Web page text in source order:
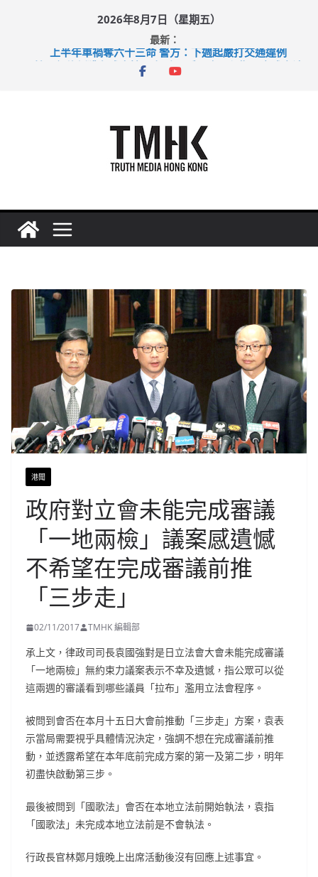
2026年8月7日（星期五）
最新：
上半年車禍奪六十三命 警方：下週起嚴打交通違例
性罪行修例獲九成支持 鄧炳強：爭取今屆任期內完成立法
港聞
政府對立會未能完成審議
「一地兩檢」議案感遺憾
不希望在完成審議前推
「三步走」
02/11/2017 TMHK 編輯部
承上文，律政司司長袁國強對是日立法會大會未能完成審議
「一地兩檢」無約束力議案表示不幸及遺憾，指公眾可以從
這兩週的審議看到哪些議員「拉布」濫用立法會程序。
被問到會否在本月十五日大會前推動「三步走」方案，袁表
示當局需要視乎具體情況決定，強調不想在完成審議前推
動，並透露希望在本年底前完成方案的第一及第二步，明年
初盡快啟動第三步。
最後被問到「國歌法」會否在本地立法前開始執法，袁指
「國歌法」未完成本地立法前是不會執法。
行政長官林鄭月娥晚上出席活動後沒有回應上述事宜。